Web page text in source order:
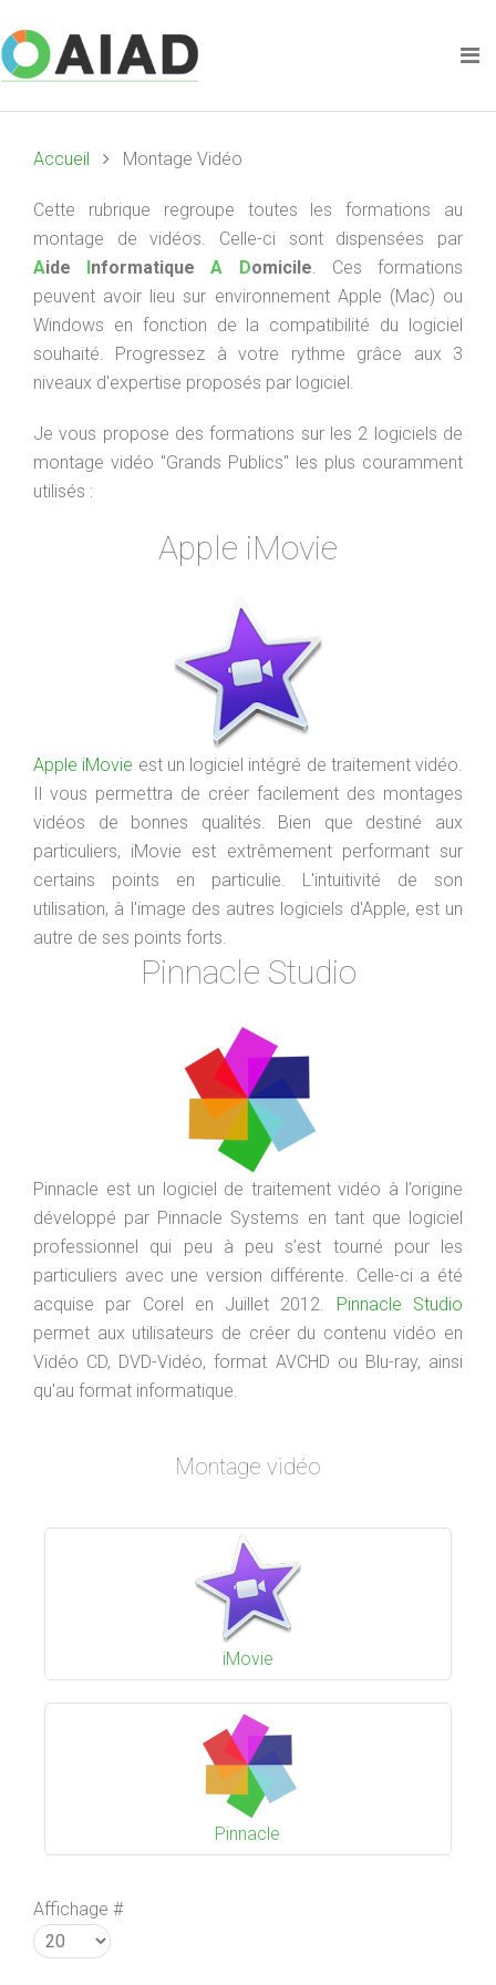
Accueil Montage Vidéo
Cette rubrique regroupe toutes les formations au
montage de vidéos. Celle-ci sont dispensées par
Aide InformatiqueA Domicile. Ces formations
peuvent avoir lieu sur environnement Apple (Mac) ou
Windows en fonction de la compatibilité du logiciel
souhaité. Progressez à votre rythme grâce aux 3
niveaux d'expertise proposés par logiciel.
Je vous propose des formations sur les 2 logiciels de
montage vidéo "Grands Publics" les plus couramment
utilisés :
Apple iMovie
Apple iMovie est un logiciel intégré de traitement vidéo.
Il vous permettra de créer facilement des montages
vidéos de bonnes qualités. Bien que destiné aux
particuliers, iMovie est extrêmement performant sur
certains points en particulie. L'intuitivité de son
utilisation, à l'image des autres logiciels d'Apple, est un
autre de ses points forts.
Pinnacle Studio
Pinnacle est un logiciel de traitement vidéo à l’origine
développé par Pinnacle Systems en tant que logiciel
professionnel qui peu à peu s’est tourné pour les
particuliers avec une version différente. Celle-ci a été
acquise par Corel en Juillet 2012. Pinnacle Studio
permet aux utilisateurs de créer du contenu vidéo en
Vidéo CD, DVD-Vidéo, format AVCHD ou Blu-ray, ainsi
qu'au format informatique.
Montage vidéo
iMovie
Pinnacle
Affichage #